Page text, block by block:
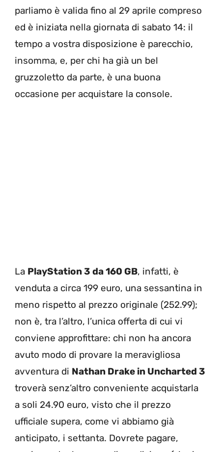
parliamo è valida fino al 29 aprile compreso
ed è iniziata nella giornata di sabato 14: il
tempo a vostra disposizione è parecchio,
insomma, e, per chi ha già un bel
gruzzoletto da parte, è una buona
occasione per acquistare la console.
La PlayStation 3 da 160 GB, infatti, è
venduta a circa 199 euro, una sessantina in
meno rispetto al prezzo originale (252.99);
non è, tra l’altro, l’unica offerta di cui vi
conviene approfittare: chi non ha ancora
avuto modo di provare la meravigliosa
avventura di Nathan Drake in Uncharted 3
troverà senz’altro conveniente acquistarla
a soli 24.90 euro, visto che il prezzo
ufficiale supera, come vi abbiamo già
anticipato, i settanta. Dovrete pagare,